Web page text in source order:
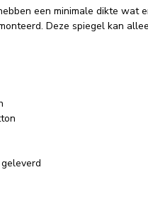
een minimale dikte wat
Deze spiegel kan